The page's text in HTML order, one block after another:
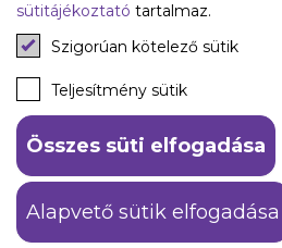
Instagram
Tiktok
Youtube
Spotify
ÁSZF
Adatkezelési tájékoztató
© 2026 Újpest FC. #hajrálilák
sütitájékoztató tartalmaz.
Szigorúan kötelező sütik
Teljesítmény sütik
Összes süti elfogadása
Alapvető sütik elfogadása